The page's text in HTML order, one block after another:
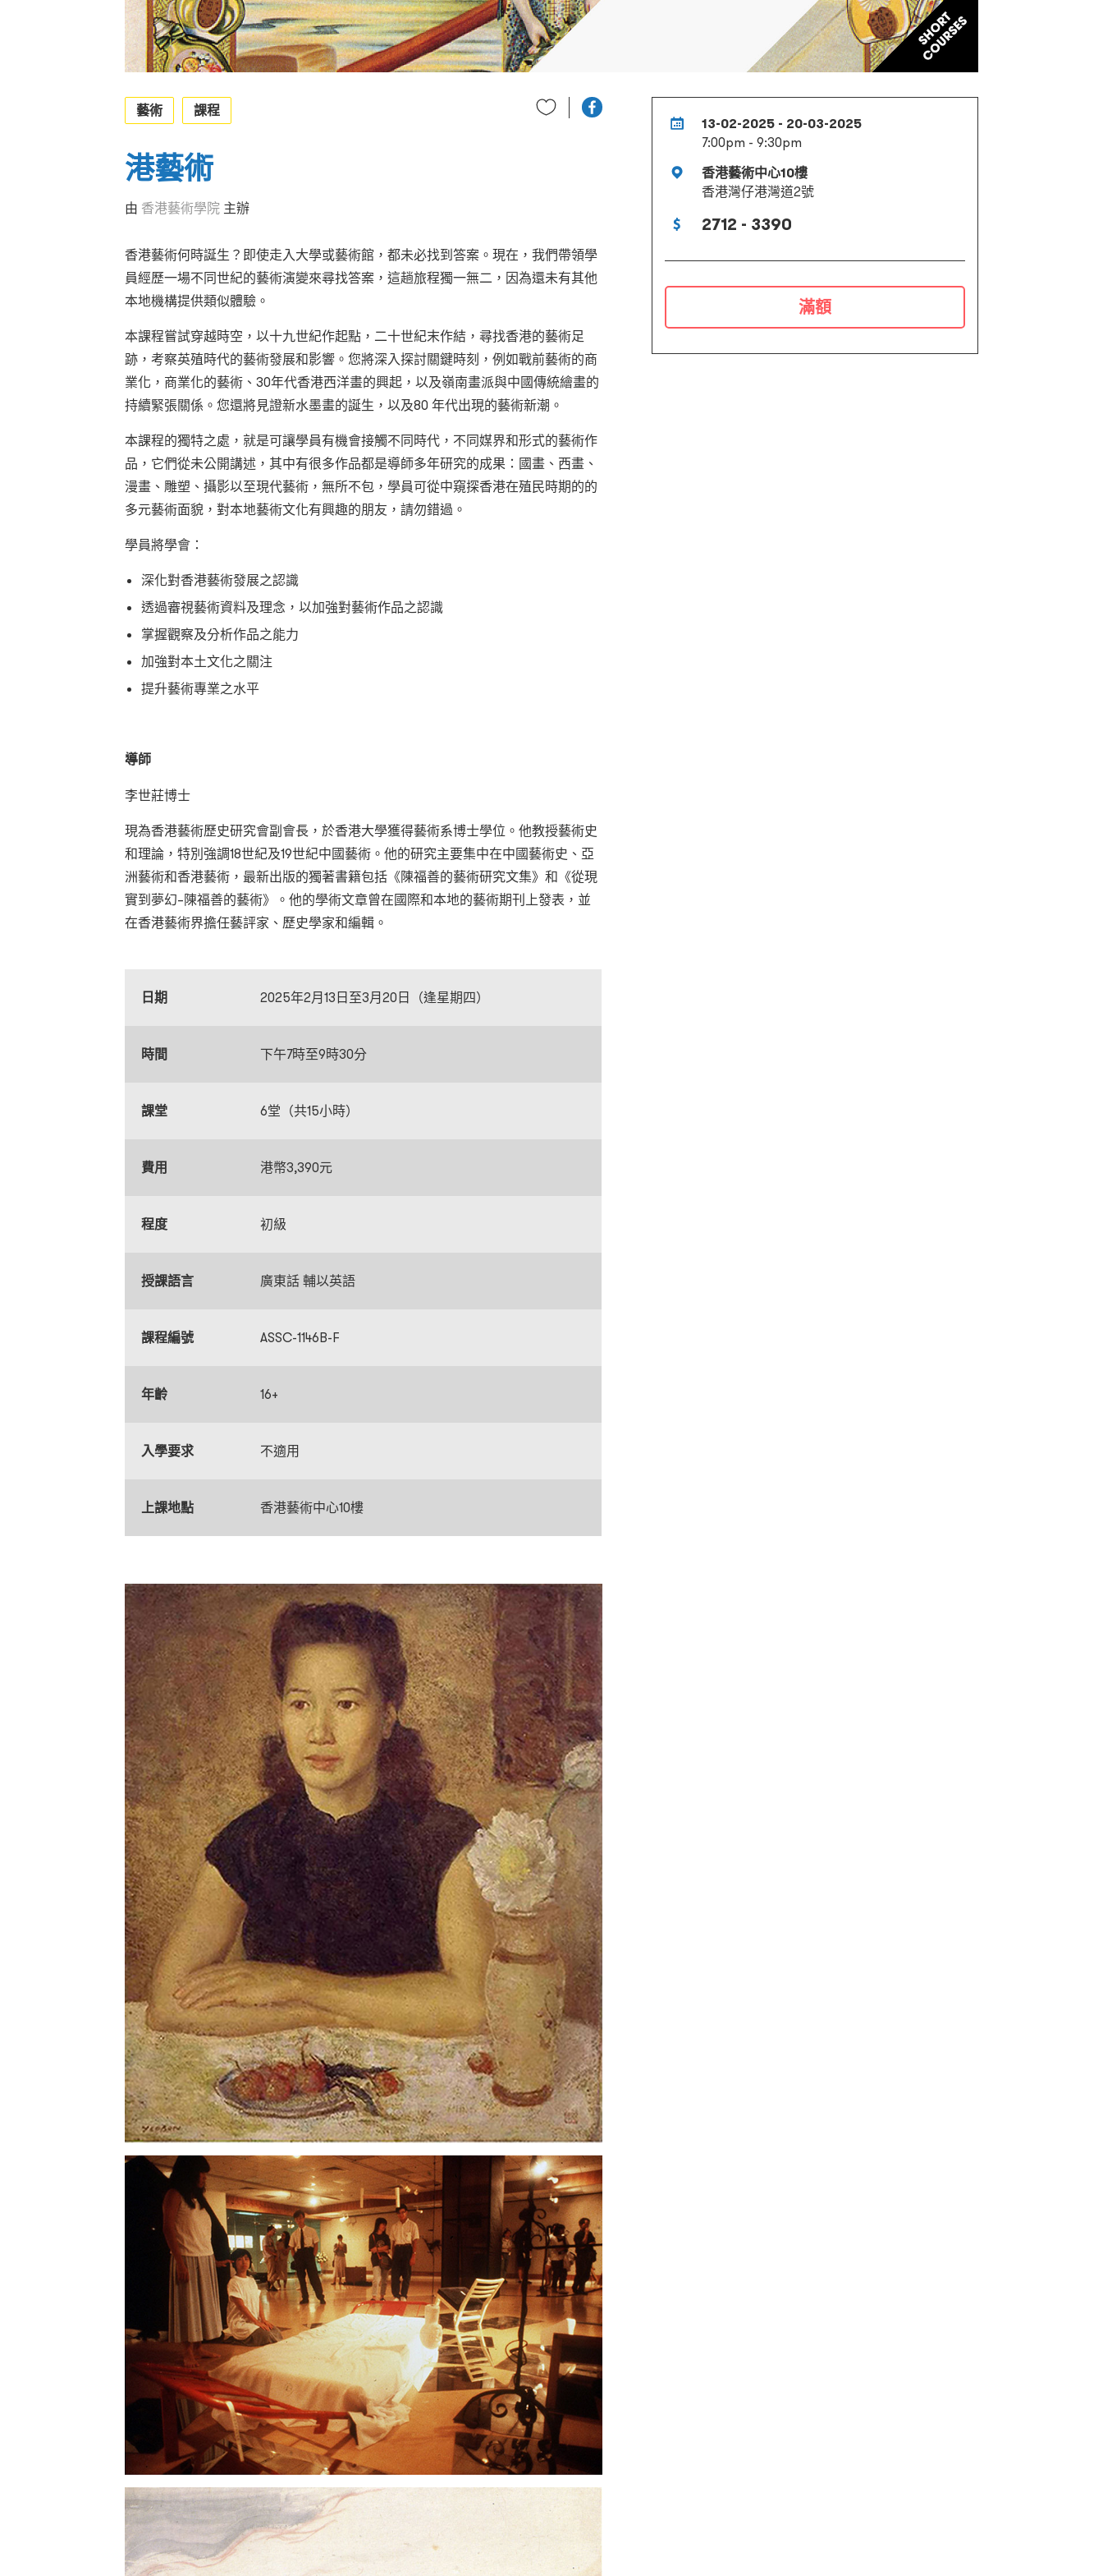
13-02-2025 - 20-03-2025
7:00pm - 9:30pm
香港藝術中心10樓
香港灣仔港灣道2號
2712 - 3390
滿額
藝術 課程
港藝術
由 香港藝術學院 主辦
香港藝術何時誕生？即使走入大學或藝術館，都未必找到答案。現在，我們帶領學
員經歷一場不同世紀的藝術演變來尋找答案，這趟旅程獨一無二，因為還未有其他
本地機構提供類似體驗。
本課程嘗試穿越時空，以十九世紀作起點，二十世紀末作結，尋找香港的藝術足
跡，考察英殖時代的藝術發展和影響。您將深入探討關鍵時刻，例如戰前藝術的商
業化，商業化的藝術、30年代香港西洋畫的興起，以及嶺南畫派與中國傳統繪畫的
持續緊張關係。您還將見證新水墨畫的誕生，以及80 年代出現的藝術新潮。
本課程的獨特之處，就是可讓學員有機會接觸不同時代，不同媒界和形式的藝術作
品，它們從未公開講述，其中有很多作品都是導師多年研究的成果：國畫、西畫、
漫畫、雕塑、攝影以至現代藝術，無所不包，學員可從中窺探香港在殖民時期的的
多元藝術面貌，對本地藝術文化有興趣的朋友，請勿錯過。
學員將學會：
深化對香港藝術發展之認識
透過審視藝術資料及理念，以加強對藝術作品之認識
掌握觀察及分析作品之能力
加強對本土文化之關注
提升藝術專業之水平
導師
李世莊博士
現為香港藝術歷史研究會副會長，於香港大學獲得藝術系博士學位。他教授藝術史
和理論，特別強調18世紀及19世紀中國藝術。他的研究主要集中在中國藝術史、亞
洲藝術和香港藝術，最新出版的獨著書籍包括《陳福善的藝術研究文集》和《從現
實到夢幻–陳福善的藝術》。他的學術文章曾在國際和本地的藝術期刊上發表，並
在香港藝術界擔任藝評家、歷史學家和編輯。
日期 2025年2月13日至3月20日（逢星期四）
時間 下午7時至9時30分
課堂 6堂（共15小時）
費用 港幣3,390元
程度 初級
授課語言 廣東話 輔以英語
課程編號 ASSC-1146B-F
年齡 16+
入學要求 不適用
上課地點 香港藝術中心10樓